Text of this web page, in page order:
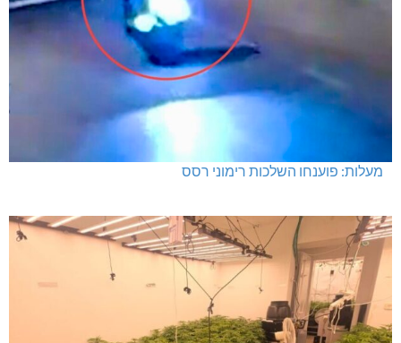
מעלות: פוענחו השלכות רימוני רסס